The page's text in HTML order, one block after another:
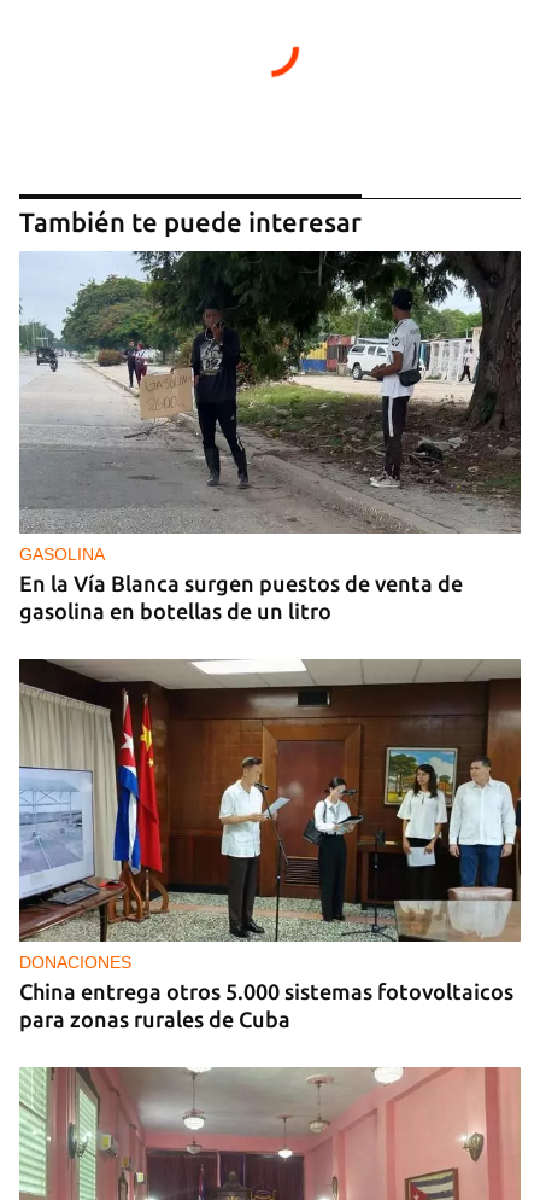
También te puede interesar
GASOLINA
En la Vía Blanca surgen puestos de venta de
gasolina en botellas de un litro
DONACIONES
China entrega otros 5.000 sistemas fotovoltaicos
para zonas rurales de Cuba